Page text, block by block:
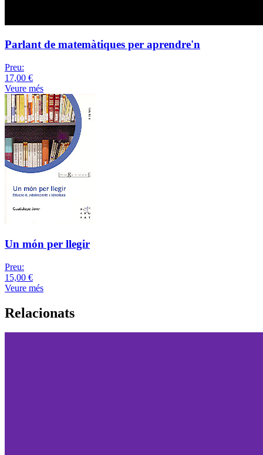
Parlant de matemàtiques per aprendre'n
Preu:
17,00 €
Veure més
Un món per llegir
Preu:
15,00 €
Veure més
Relacionats